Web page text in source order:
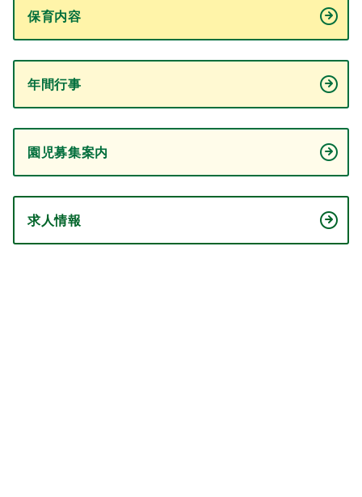
保育内容
年間行事
園児募集案内
求人情報